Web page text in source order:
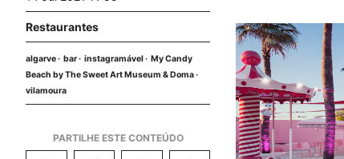
Restaurantes
algarve bar instagramável
My Candy
Beach by The Sweet Art Museum & Doma
vilamoura